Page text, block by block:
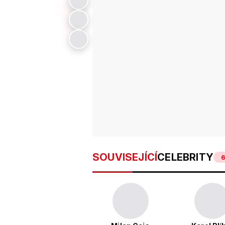
SOUVISEJÍCÍCELEBRITY 6